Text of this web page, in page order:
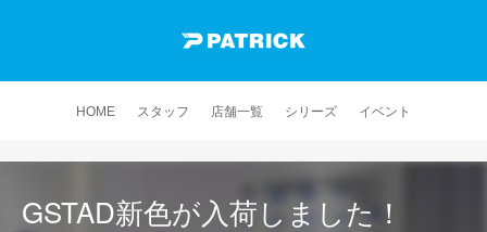
HOME スタッフ 店舗一覧 シリーズ イベント
GSTAD新色が入荷しました！